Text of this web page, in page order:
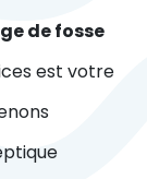
de fosse
est votre